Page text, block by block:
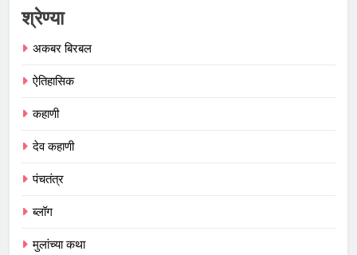
श्रेण्या
अकबर बिरबल
ऐतिहासिक
कहाणी
देव कहाणी
पंचतंत्र
ब्लॉग
मुलांच्या कथा